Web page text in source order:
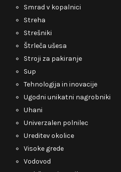
Smrad v kopalnici
Streha
Strešniki
Štrleča ušesa
Stroji za pakiranje
Sup
Tehnologija in inovacije
Ugodni unikatni nagrobniki
Uhani
Univerzalen polnilec
Ureditev okolice
Visoke grede
Vodovod